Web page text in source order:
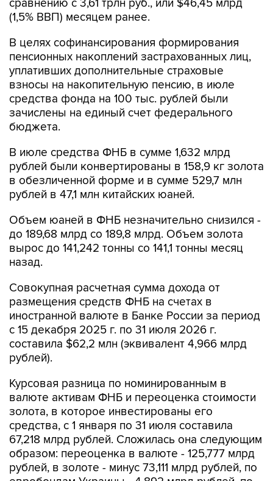
В целях софинансирования формирования
уплативших дополнительные страховые
взносы на накопительную пенсию, в июле
средства фонда на 100 тыс. рублей были
зачислены на единый счет федерального
бюджета.
В июле средства ФНБ в сумме 1,632 млрд
в обезличенной форме и в сумме 529,7 млн
рублей в 47,1 млн китайских юаней.
Объем юаней в ФНБ незначительно снизился -
вырос до 141,242 тонны со 141,1 тонны месяц
назад.
Совокупная расчетная сумма дохода от
иностранной валюте в Банке России за период
с 15 декабря 2025 г. по 31 июля 2026 г.
составила $62,2 млн (эквивалент 4,966 млрд
рублей).
Курсовая разница по номинированным в
золота, в которое инвестированы его
средства, с 1 января по 31 июля составила
67,218 млрд рублей. Сложилась она следующим
образом: переоценка в валюте - 125,777 млрд
рублей, в золоте - минус 73,111 млрд рублей, по
евробондам Украины - 4,892 млрд рублей, по
номинированным в валюте ценным бумагам